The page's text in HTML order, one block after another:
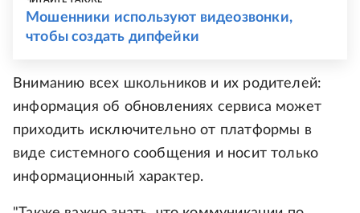
Мошенники используют видеозвонки,
чтобы создать дипфейки
Вниманию всех школьников и их родителей:
информация об обновлениях сервиса может
приходить исключительно от платформы в
виде системного сообщения и носит только
информационный характер.